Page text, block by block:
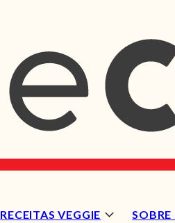
RECEITAS VEGGIE SOBRE